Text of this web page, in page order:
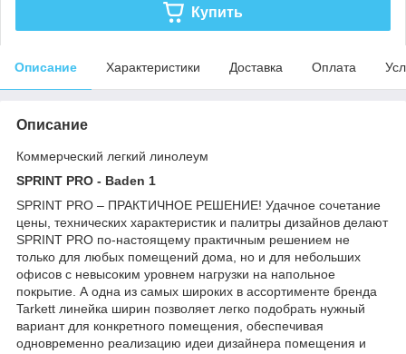
Купить
Описание Характеристики Доставка Оплата
Описание
Коммерческий легкий линолеум
SPRINT PRO - Baden 1
SPRINT PRO – ПРАКТИЧНОЕ РЕШЕНИЕ! Удачное сочетание
цены, технических характеристик и палитры дизайнов делают
SPRINT PRO по-настоящему практичным решением не
только для любых помещений дома, но и для небольших
офисов с невысоким уровнем нагрузки на напольное
покрытие. А одна из самых широких в ассортименте бренда
Tarkett линейка ширин позволяет легко подобрать нужный
вариант для конкретного помещения, обеспечивая
одновременно реализацию идеи дизайнера помещения и